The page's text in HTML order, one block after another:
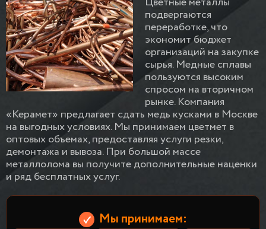
подвергаются
переработке, что
экономит бюджет
организаций на закупке
сырья. Медные сплавы
пользуются высоким
спросом на вторичном
рынке. Компания
«Керамет» предлагает сдать медь кусками в Москве
на выгодных условиях. Мы принимаем цветмет в
оптовых объемах, предоставляя услуги резки,
демонтажа и вывоза. При большой массе
металлолома вы получите дополнительные наценки
и ряд бесплатных услуг.
Мы принимаем: